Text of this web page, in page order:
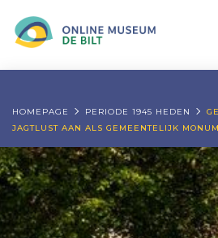
HOMEPAGE PERIODE 1945 HEDEN
JAGTLUST AAN ALS GEMEENTELIJK